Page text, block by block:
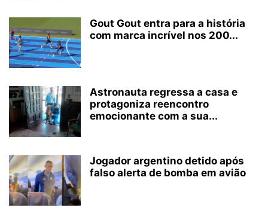
Gout Gout entra para a história
com marca incrível nos 200...
Astronauta regressa a casa e
protagoniza reencontro
emocionante com a sua...
Jogador argentino detido após
falso alerta de bomba em avião